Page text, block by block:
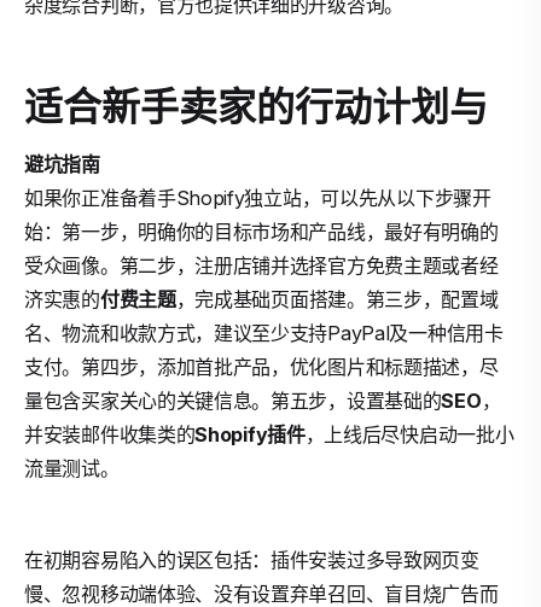
杂度综合判断，官方也提供详细的升级咨询。
适合新手卖家的行动计划与
避坑指南
如果你正准备着手Shopify独立站，可以先从以下步骤开
始：第一步，明确你的目标市场和产品线，最好有明确的
受众画像。第二步，注册店铺并选择官方免费主题或者经
济实惠的付费主题，完成基础页面搭建。第三步，配置域
名、物流和收款方式，建议至少支持PayPal及一种信用卡
支付。第四步，添加首批产品，优化图片和标题描述，尽
量包含买家关心的关键信息。第五步，设置基础的SEO，
并安装邮件收集类的Shopify插件，上线后尽快启动一批小
流量测试。
在初期容易陷入的误区包括：插件安装过多导致网页变
慢、忽视移动端体验、没有设置弃单召回、盲目烧广告而